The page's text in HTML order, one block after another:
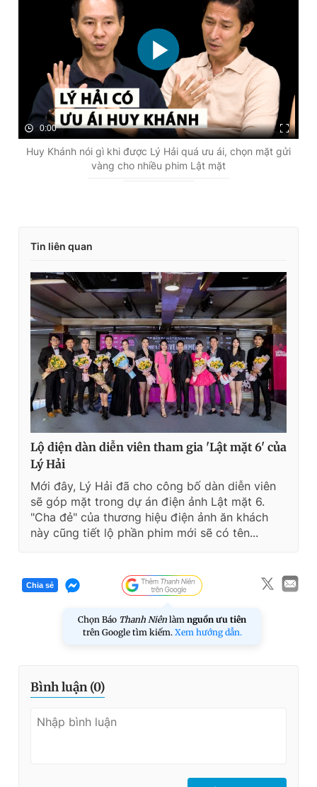
0:00
Huy Khánh nói gì khi được Lý Hải quá ưu ái, chọn mặt gửi
vàng cho nhiều phim Lật mặt
Tin liên quan
Lộ diện dàn diễn viên tham gia 'Lật mặt 6' của
Lý Hải
Mới đây, Lý Hải đã cho công bố dàn diễn viên
sẽ góp mặt trong dự án điện ảnh Lật mặt 6.
"Cha đẻ" của thương hiệu điện ảnh ăn khách
này cũng tiết lộ phần phim mới sẽ có tên...
Chia sẻ
Chọn Báo Thanh Niên làm nguồn ưu tiên
trên Google tìm kiếm. Xem hướng dẫn.
Bình luận (0)